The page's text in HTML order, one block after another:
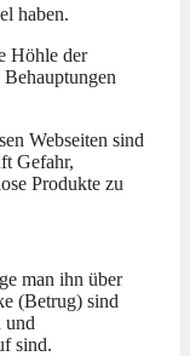
haben.
Höhle der
Webseiten sind
Gefahr,
Produkte zu
man ihn über
(Betrug) sind
und
sind.